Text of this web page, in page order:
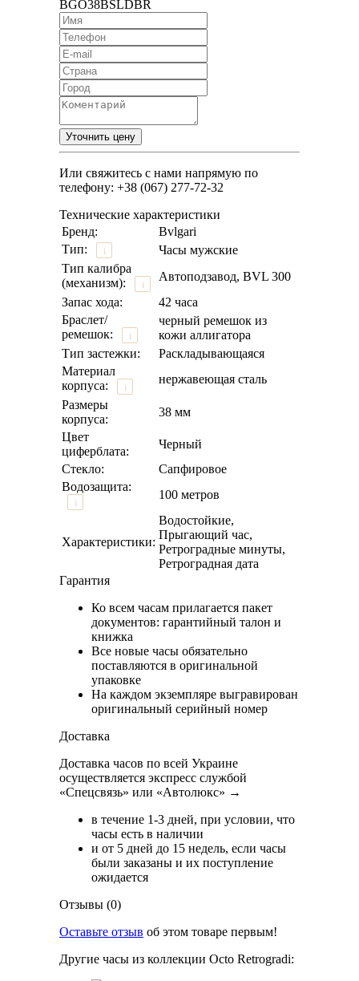
BGO38BSLDBR
Или свяжитесь с нами напрямую по
телефону: +38 (067) 277-72-32
Технические характеристики
Бренд:
Bvlgari
Тип:
i
Часы мужские
Тип калибра
(механизм):
i
Автоподзавод, BVL 300
Запас хода:
42 часа
Браслет/
ремешок:
i
черный ремешок из
кожи аллигатора
Тип застежки:
Раскладывающаяся
Материал
корпуса:
i
нержавеющая сталь
Размеры
корпуса:
38 мм
Цвет
циферблата:
Черный
Стекло:
Сапфировое
Водозащита:
i
100 метров
Характеристики:
Водостойкие,
Прыгающий час,
Ретроградные минуты,
Ретроградная дата
Гарантия
Ко всем часам прилагается пакет
документов: гарантийный талон и
книжка
Все новые часы обязательно
поставляются в оригинальной
упаковке
На каждом экземпляре выгравирован
оригинальный серийный номер
Доставка
Доставка часов по всей Украине
осуществляется экспресс службой
«Спецсвязь» или «Автолюкс» →
в течение 1-3 дней, при условии, что
часы есть в наличии
и от 5 дней до 15 недель, если часы
были заказаны и их поступление
ожидается
Отзывы (0)
Оставьте отзыв об этом товаре первым!
Другие часы из коллекции Octo Retrogradi: